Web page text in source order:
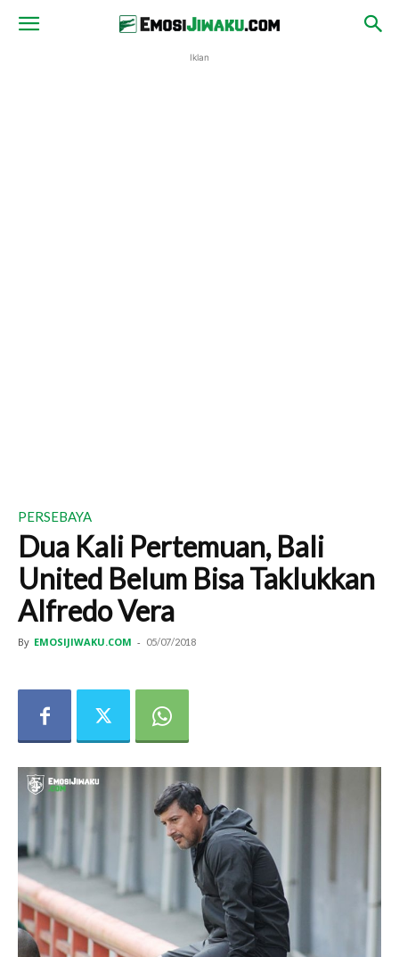
Iklan
PERSEBAYA
Dua Kali Pertemuan, Bali
United Belum Bisa Taklukkan
Alfredo Vera
By EMOSIJIWAKU.COM - 05/07/2018